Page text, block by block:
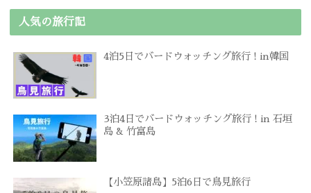
人気の旅行記
4泊5日でバードウォッチング旅行 ! in韓国
3泊4日でバードウォッチング旅行 ! in 石垣
島 & 竹富島
【小笠原諸島】5泊6日で鳥見旅行